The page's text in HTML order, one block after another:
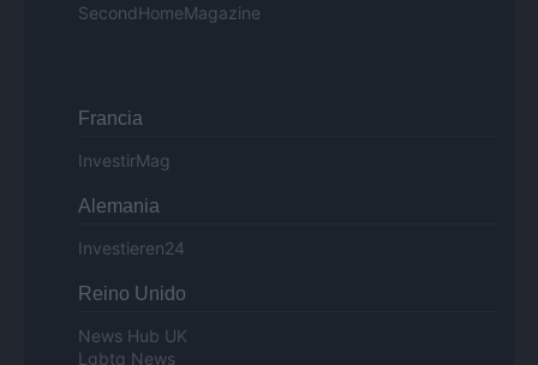
SecondHomeMagazine
Francia
InvestirMag
Alemania
Investieren24
Reino Unido
News Hub UK
Lgbtq News